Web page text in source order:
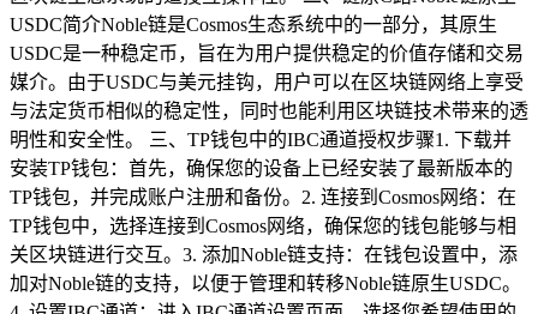
USDC简介Noble链是Cosmos生态系统中的一部分，其原生
USDC是一种稳定币，旨在为用户提供稳定的价值存储和交易
媒介。由于USDC与美元挂钩，用户可以在区块链网络上享受
与法定货币相似的稳定性，同时也能利用区块链技术带来的透
明性和安全性。 三、TP钱包中的IBC通道授权步骤1. 下载并
安装TP钱包：首先，确保您的设备上已经安装了最新版本的
TP钱包，并完成账户注册和备份。2. 连接到Cosmos网络：在
TP钱包中，选择连接到Cosmos网络，确保您的钱包能够与相
关区块链进行交互。3. 添加Noble链支持：在钱包设置中，添
加对Noble链的支持，以便于管理和转移Noble链原生USDC。